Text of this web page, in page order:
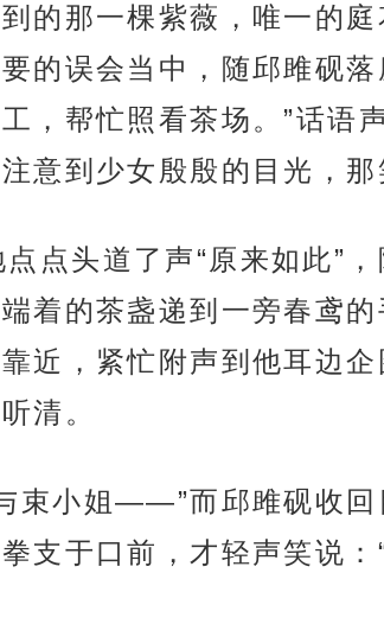
的那一棵紫薇，唯一的
的误会当中，随邱雎砚
，帮忙照看茶场。”话语
意到少女殷殷的目光，
点头道了声“原来如此”
着的茶盏递到一旁春鸢
近，紧忙附声到他耳边
清。
束小姐——”而邱雎砚收
支于口前，才轻声笑说：